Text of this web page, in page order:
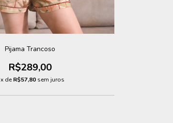
Pijama Trancoso
R$289,00
x de R$57,80 sem juros